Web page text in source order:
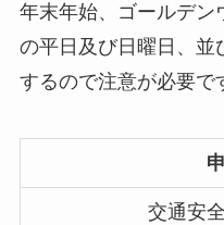
年末年始、ゴールデン
の平日及び日曜日、並
するので注意が必要で
交通安